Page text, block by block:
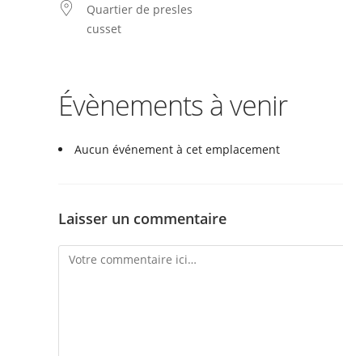
Quartier de presles
cusset
Évènements à venir
Aucun événement à cet emplacement
Laisser un commentaire